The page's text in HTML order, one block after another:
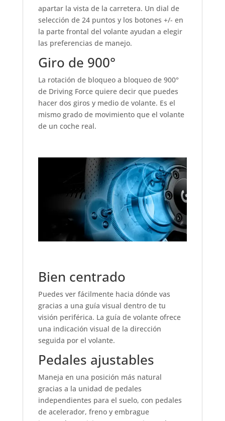
apartar la vista de la carretera. Un dial de
selección de 24 puntos y los botones +/- en
la parte frontal del volante ayudan a elegir
las preferencias de manejo.
Giro de 900°
La rotación de bloqueo a bloqueo de 900°
de Driving Force quiere decir que puedes
hacer dos giros y medio de volante. Es el
mismo grado de movimiento que el volante
de un coche real.
Bien centrado
Puedes ver fácilmente hacia dónde vas
gracias a una guía visual dentro de tu
visión periférica. La guía de volante ofrece
una indicación visual de la dirección
seguida por el volante.
Pedales ajustables
Maneja en una posición más natural
gracias a la unidad de pedales
independientes para el suelo, con pedales
de acelerador, freno y embrague